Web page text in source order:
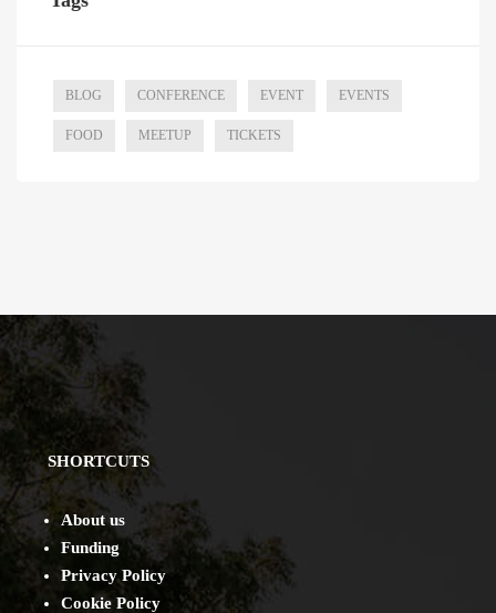
BLOG CONFERENCE EVENT EVENTS
FOOD MEETUP TICKETS
SHORTCUTS
About us
Funding
Privacy Policy
Cookie Policy